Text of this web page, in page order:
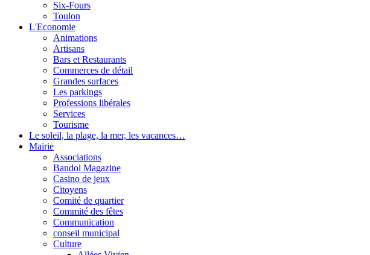
Six-Fours
Toulon
L'Economie
Animations
Artisans
Bars et Restaurants
Commerces de détail
Grandes surfaces
Les parkings
Professions libérales
Services
Tourisme
Le soleil, la plage, la mer, les vacances…
Mairie
Associations
Bandol Magazine
Casino de jeux
Citoyens
Comité de quartier
Commité des fêtes
Communication
conseil municipal
Culture